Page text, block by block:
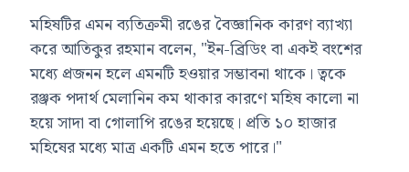
মহিষটির এমন ব্যতিক্রমী রঙের বৈজ্ঞানিক কারণ ব্যাখ্যা
করে আতিকুর রহমান বলেন, "ইন-ব্রিডিং বা একই বংশের
মধ্যে প্রজনন হলে এমনটি হওয়ার সম্ভাবনা থাকে। ত্বকে
রঞ্জক পদার্থ মেলানিন কম থাকার কারণে মহিষ কালো না
হয়ে সাদা বা গোলাপি রঙের হয়েছে। প্রতি ১০ হাজার
মহিষের মধ্যে মাত্র একটি এমন হতে পারে।"